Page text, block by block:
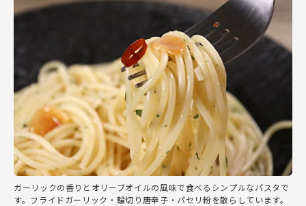
ガーリックの香りとオリーブオイルの風味で食べるシンプルなパスタで
す。フライドガーリック・輪切り唐辛子・パセリ粉を散らしています。